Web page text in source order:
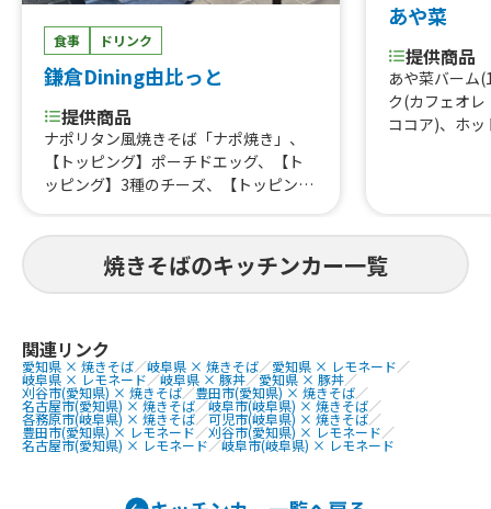
食事 ドリンク
鎌倉Dining由比っと
提供商品
ナポリタン風焼きそば「ナポ焼き」、
【トッピング】ポーチドエッグ、【ト
ッピング】3種のチーズ、【トッピン
れ肉乗せ、【季節限定トッピング】お
やじの野菜まし、ナポリタン風焼きそ
ば「ミニナポ焼き」、ナポリタン風焼
きそば「ナポ焼き」900、炙り豚バラ
ナッツ、アメリカンドッグ、串フラン
ク、ポテトフライ、シャカシャカポテ
ト、チーズナポ焼きドッグ、ナポ焼き
ドッグ、ジャンボ牛串焼き、ジャンボ牛
串ステーキ700、湘南しらなみ熟成豚の
串焼き、肉巻き串おにぎり、厚切り豚タ
あや菜
提供商品
あや菜バーム
ク(カフェオ
ココア)、ホ
ばバーガー(2
とろふわオ
の唐揚げ&コ
玉とんぺい焼
焼きそばのキッチンカー一覧
関連リンク
愛知県 × 焼きそば／岐阜県 × 焼きそば／愛知県 × レモネード／
岐阜県 × レモネード／岐阜県 × 豚丼／愛知県 × 豚丼／
刈谷市(愛知県) × 焼きそば／豊田市(愛知県) × 焼きそば／
名古屋市(愛知県) × 焼きそば／岐阜市(岐阜県) × 焼きそば／
各務原市(岐阜県) × 焼きそば／可児市(岐阜県) × 焼きそば／
豊田市(愛知県) × レモネード／刈谷市(愛知県) × レモネード／
名古屋市(愛知県) × レモネード／岐阜市(岐阜県) × レモネード